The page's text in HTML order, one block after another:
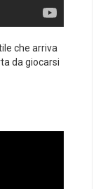
che arriva
da giocarsi